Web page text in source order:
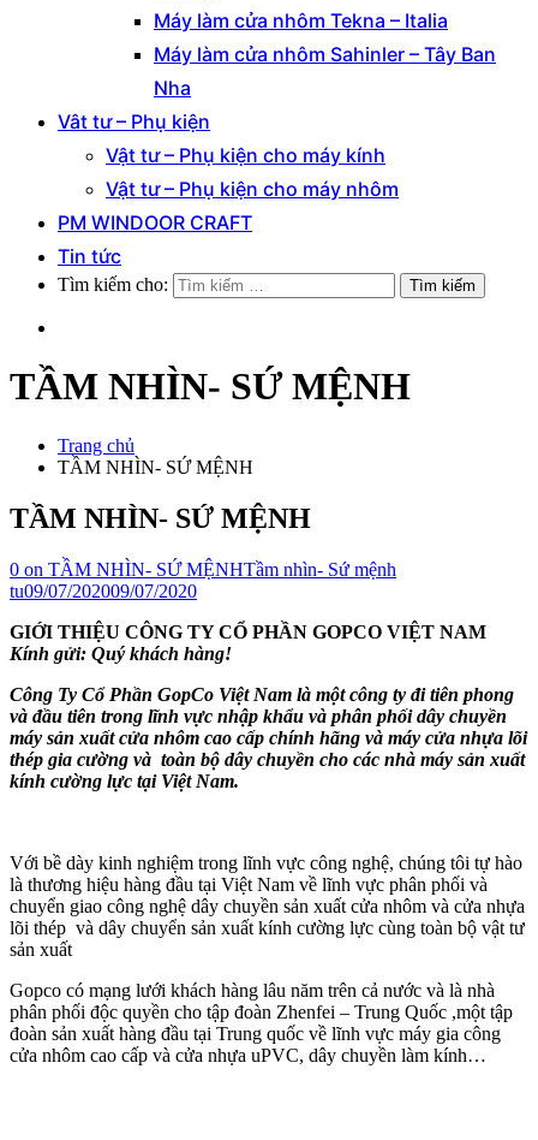
Máy làm cửa nhôm Tekna – Italia
Máy làm cửa nhôm Sahinler – Tây Ban
Nha
Vât tư – Phụ kiện
Vật tư – Phụ kiện cho máy kính
Vật tư – Phụ kiện cho máy nhôm
PM WINDOOR CRAFT
Tin tức
Tìm kiếm cho:
TẦM NHÌN- SỨ MỆNH
Trang chủ
TẦM NHÌN- SỨ MỆNH
TẦM NHÌN- SỨ MỆNH
0 on TẦM NHÌN- SỨ MỆNHTầm nhìn- Sứ mệnh
tu09/07/202009/07/2020
GIỚI THIỆU CÔNG TY CỔ PHẦN GOPCO VIỆT NAM
Kính gửi: Quý khách hàng!
Công Ty Cổ Phần GopCo Việt Nam là một công ty đi tiên phong
và đầu tiên trong lĩnh vực nhập khẩu và phân phối dây chuyền
máy sản xuất cửa nhôm cao cấp chính hãng và máy cửa nhựa lõi
thép gia cường và toàn bộ dây chuyền cho các nhà máy sản xuất
kính cường lực tại Việt Nam.
Với bề dày kinh nghiệm trong lĩnh vực công nghệ, chúng tôi tự hào
là thương hiệu hàng đầu tại Việt Nam về lĩnh vực phân phối và
chuyển giao công nghệ dây chuyền sản xuất cửa nhôm và cửa nhựa
lõi thép và dây chuyển sản xuất kính cường lực cùng toàn bộ vật tư
sản xuất
Gopco có mạng lưới khách hàng lâu năm trên cả nước và là nhà
phân phối độc quyền cho tập đoàn Zhenfei – Trung Quốc ,một tập
đoàn sản xuất hàng đầu tại Trung quốc về lĩnh vực máy gia công
cửa nhôm cao cấp và cửa nhựa uPVC, dây chuyền làm kính…